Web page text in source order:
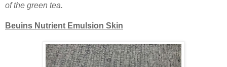
of the green tea.
Beuins Nutrient Emulsion Skin